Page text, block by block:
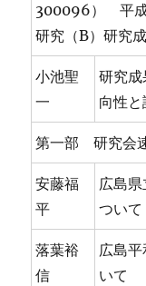
300096） 平成
研究（B）研究
小池聖
一
研究
向性と
第一部 研究会
安藤福
平
広島
ついて
落葉裕
信
広島
いて